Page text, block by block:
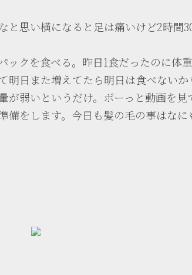
と思い横になると足は痛いけど2時間
ックを食べる。昨日1食だったのに体
明日また増えてたら明日は食べないか
が弱いというだけ。ボーっと動画を見
備をします。今日も髪の毛の事はなに